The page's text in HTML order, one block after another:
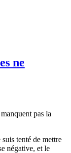
ne
pas la
tenté de mettre
négative, et le